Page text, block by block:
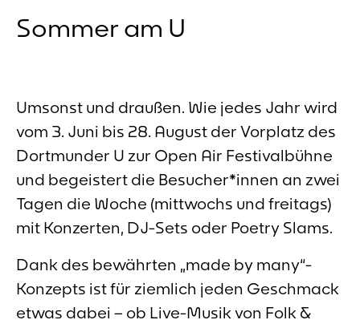
Sommer am U
Umsonst und draußen. Wie jedes Jahr wird
vom 3. Juni bis 28. August der Vorplatz des
Dortmunder U zur Open Air Festivalbühne
und begeistert die Besucher*innen an zwei
Tagen die Woche (mittwochs und freitags)
mit Konzerten, DJ-Sets oder Poetry Slams.
Dank des bewährten „made by many“-
Konzepts ist für ziemlich jeden Geschmack
etwas dabei – ob Live-Musik von Folk &